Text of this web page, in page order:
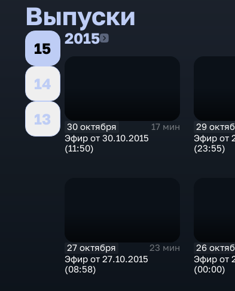
Выпуски
15
14
13
20152015
30 октября
17 мин
Эфир от 30.10.2015
(11:50)
29
Эфир от
(23:55)
27 октября
23 мин
Эфир от 27.10.2015
(08:58)
26
Эфир от
(00:00)